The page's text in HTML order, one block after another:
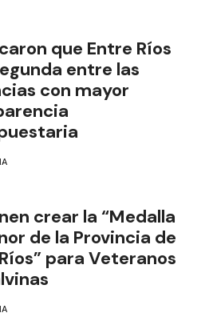
que Entre Ríos
entre las
con mayor
crear la “Medalla
de la Provincia de
para Veteranos